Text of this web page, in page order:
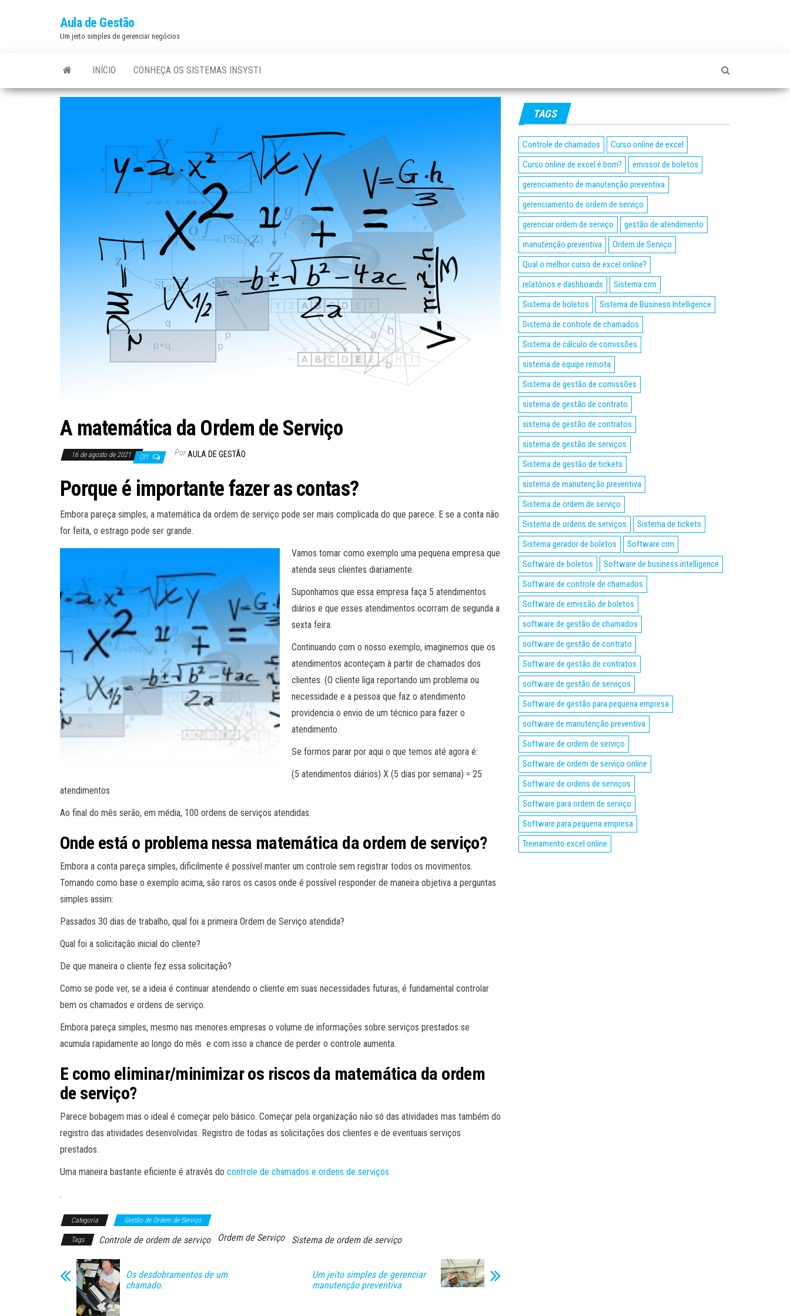
Aula de Gestão
Um jeito simples de gerenciar negócios
INÍCIO CONHEÇA OS SISTEMAS INSYSTI
A matemática da Ordem de Serviço
16 de agosto de 2021 Off Por AULA DE GESTÃO
Porque é importante fazer as contas?
Embora pareça simples, a matemática da ordem de serviço pode ser mais complicada do que parece. E se a conta não
for feita, o estrago pode ser grande.
Vamos tomar como exemplo uma pequena empresa que
atenda seus clientes diariamente.
Suponhamos que essa empresa faça 5 atendimentos
diários e que esses atendimentos ocorram de segunda a
sexta feira.
Continuando com o nosso exemplo, imaginemos que os
atendimentos aconteçam à partir de chamados dos
clientes. (O cliente liga reportando um problema ou
necessidade e a pessoa que faz o atendimento
providencia o envio de um técnico para fazer o
atendimento.
Se formos parar por aqui o que temos até agora é:
(5 atendimentos diários) X (5 dias por semana) = 25
atendimentos
Ao final do mês serão, em média, 100 ordens de serviços atendidas.
Onde está o problema nessa matemática da ordem de serviço?
Embora a conta pareça simples, dificilmente é possível manter um controle sem registrar todos os movimentos.
Tomando como base o exemplo acima, são raros os casos onde é possível responder de maneira objetiva a perguntas
simples assim:
Passados 30 dias de trabalho, qual foi a primeira Ordem de Serviço atendida?
Qual foi a solicitação inicial do cliente?
De que maneira o cliente fez essa solicitação?
Como se pode ver, se a ideia é continuar atendendo o cliente em suas necessidades futuras, é fundamental controlar
bem os chamados e ordens de serviço.
Embora pareça simples, mesmo nas menores empresas o volume de informações sobre serviços prestados se
acumula rapidamente ao longo do mês e com isso a chance de perder o controle aumenta.
E como eliminar/minimizar os riscos da matemática da ordem
de serviço?
Parece bobagem mas o ideal é começar pelo básico. Começar pela organização não só das atividades mas também do
registro das atividades desenvolvidas. Registro de todas as solicitações dos clientes e de eventuais serviços
prestados.
Uma maneira bastante eficiente é através do controle de chamados e ordens de serviços
.
Categoria Gestão de Ordem de Serviço
Tags Controle de ordem de serviço Ordem de Serviço Sistema de ordem de serviço
Os desdobramentos de um
chamado.
Um jeito simples de gerenciar
manutenção preventiva
TAGS
Controle de chamados
Curso online de excel
Curso online de excel é bom?
emissor de boletos
gerenciamento de manutenção preventiva
gerenciamento de ordem de serviço
gerenciar ordem de serviço
gestão de atendimento
manutenção preventiva
Ordem de Serviço
Qual o melhor curso de excel online?
relatórios e dashboards
Sistema crm
Sistema de boletos
Sistema de Business Intelligence
Sistema de controle de chamados
Sistema de cálculo de comissões
sistema de equipe remota
Sistema de gestão de comissões
sistema de gestão de contrato
sistema de gestão de contratos
sistema de gestão de serviços
Sistema de gestão de tickets
sistema de manutenção preventiva
Sistema de ordem de serviço
Sistema de ordens de serviços
Sistema de tickets
Sistema gerador de boletos
Software crm
Software de boletos
Software de business intelligence
Software de controle de chamados
Software de emissão de boletos
software de gestão de chamados
software de gestão de contrato
Software de gestão de contratos
software de gestão de serviços
Software de gestão para pequena empresa
software de manutenção preventiva
Software de ordem de serviço
Software de ordem de serviço online
Software de ordens de serviços
Software para ordem de serviço
Software para pequena empresa
Treinamento excel online